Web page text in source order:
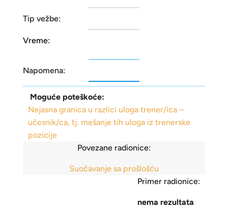
Tip vežbe:
Vreme:
Napomena:
Moguće poteškoće:
Nejasna granica u razlici uloga trener/ica –
učesnik/ca, tj. mešanje tih uloga iz trenerske
pozicije
Povezane radionice:
Suočavanje sa prošlošću
Primer radionice:
nema rezultata